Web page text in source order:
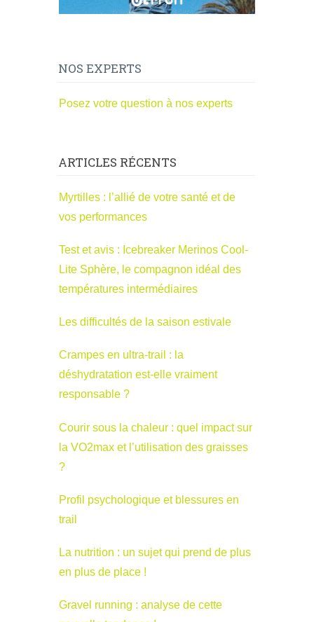
NOS EXPERTS
Posez votre question à nos experts
ARTICLES RÉCENTS
Myrtilles : l’allié de votre santé et de
vos performances
Test et avis : Icebreaker Merinos Cool-
Lite Sphère, le compagnon idéal des
températures intermédiaires
Les difficultés de la saison estivale
Crampes en ultra-trail : la
déshydratation est-elle vraiment
responsable ?
Courir sous la chaleur : quel impact sur
la VO2max et l’utilisation des graisses
?
Profil psychologique et blessures en
trail
La nutrition : un sujet qui prend de plus
en plus de place !
Gravel running : analyse de cette